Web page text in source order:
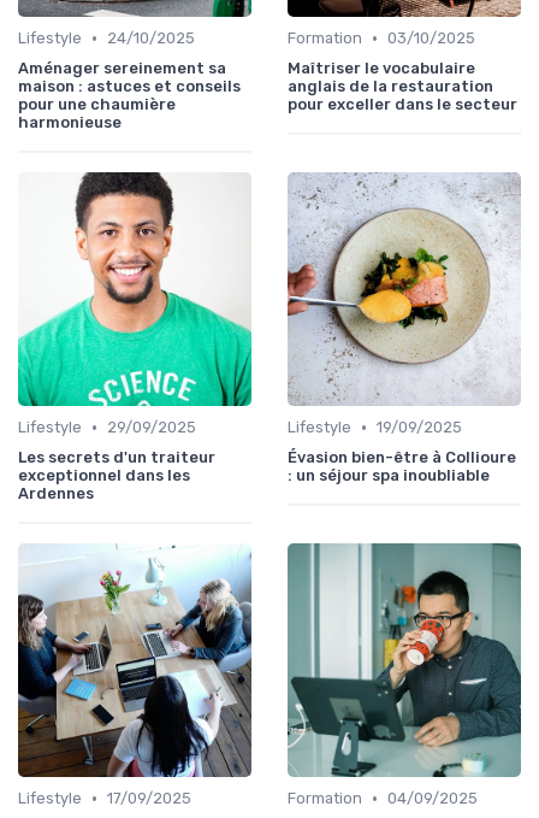
Lifestyle •
24/10/2025
Aménager sereinement sa
maison : astuces et conseils
pour une chaumière
harmonieuse
Formation • 03/10/2025
Maîtriser le vocabulaire
anglais de la restauration
pour exceller dans le secteur
Lifestyle •
29/09/2025
Les secrets d'un traiteur
exceptionnel dans les
Ardennes
Lifestyle • 19/09/2025
Évasion bien-être à Collioure
: un séjour spa inoubliable
Lifestyle • 17/09/2025
Formation • 04/09/2025